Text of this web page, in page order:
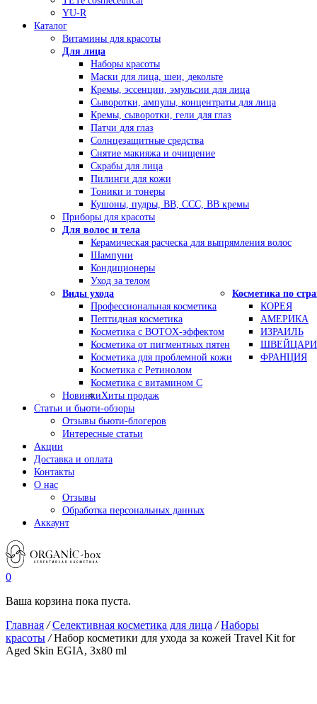
YU-R
Каталог
Витамины для красоты
Для лица
Наборы красоты
Маски для лица, шеи, декольте
Кремы, эссенции, эмульсии для лица
Сыворотки, ампулы, концентраты для лица
Кремы, сыворотки, гели для глаз
Патчи для глаз
Солнцезащитные средства
Снятие макияжа и очищение
Скрабы для лица
Пилинги для кожи
Тоники и тонеры
Кушоны, пудры, ВВ, ССС, ВВ кремы
Приборы для красоты
Для волос и тела
Керамическая расческа для выпрямления волос
Шампуни
Кондиционеры
Уход за телом
Виды ухода
Профессиональная косметика
Пептидная косметика
Косметика с BOTOX-эффектом
Косметика от пигментных пятен
Косметика для проблемной кожи
Косметика с Ретинолом
Косметика с витамином С
Косметика по
КОРЕЯ
АМЕРИКА
ИЗРАИЛЬ
ФРАНЦИЯ
НовинкиХиты продаж
Статьи и бьюти-обзоры
Отзывы бьюти-блогеров
Интересные статьи
Акции
Доставка и оплата
Контакты
О нас
Отзывы
Обработка персональных данных
Аккаунт
0
Ваша корзина пока пуста.
Главная /Селективная косметика для лица /Наборы
красоты /Набор косметики для ухода за кожей Travel Kit for
Aged Skin EGIA, 3х80 ml